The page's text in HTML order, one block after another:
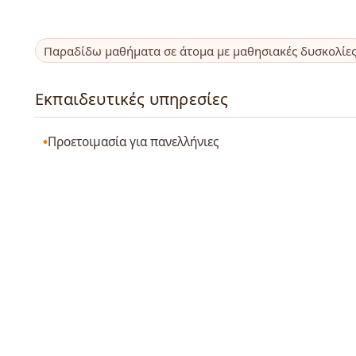
Παραδίδω μαθήματα σε άτομα με μαθησιακές
Εκπαιδευτικές υπηρεσίες
Προετοιμασία για πανελλήνιες